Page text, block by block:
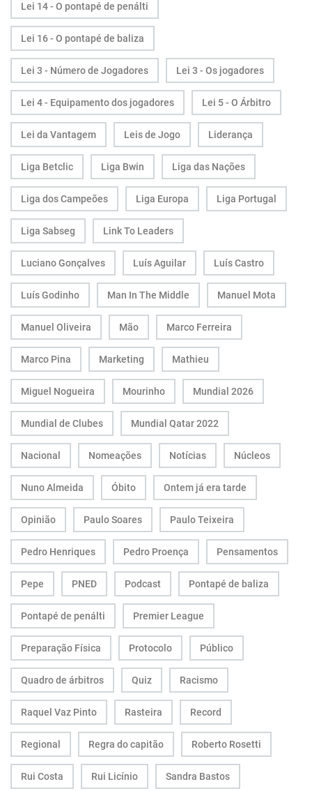
Lei 14 - O pontapé de penálti
Lei 16 - O pontapé de baliza
Lei 3 - Número de Jogadores Lei 3 - Os jogadores
Lei 4 - Equipamento dos jogadores Lei 5 - O Árbitro
Lei da Vantagem Leis de Jogo Liderança
Liga Betclic Liga Bwin Liga das Nações
Liga dos Campeões Liga Europa Liga Portugal
Liga Sabseg Link To Leaders
Luciano Gonçalves Luís Aguilar Luís Castro
Luís Godinho Man In The Middle Manuel Mota
Manuel Oliveira Mão Marco Ferreira
Marco Pina Marketing Mathieu
Miguel Nogueira Mourinho Mundial 2026
Mundial de Clubes Mundial Qatar 2022
Nacional Nomeações Notícias Núcleos
Nuno Almeida Óbito Ontem já era tarde
Opinião Paulo Soares Paulo Teixeira
Pedro Henriques Pedro Proença Pensamentos
Pepe PNED Podcast Pontapé de baliza
Pontapé de penálti Premier League
Preparação Física Protocolo Público
Quadro de árbitros Quiz Racismo
Raquel Vaz Pinto Rasteira Record
Regional Regra do capitão Roberto Rosetti
Rui Costa Rui Licínio Sandra Bastos